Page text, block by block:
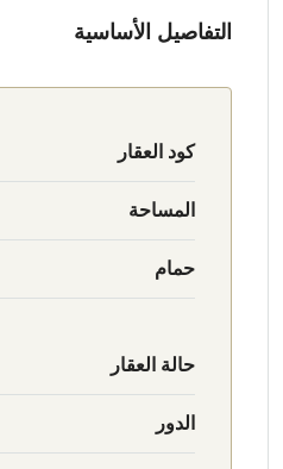
التفاصيل الأساسية
كود العقار
المساحة
حمام
حالة العقار
الدور